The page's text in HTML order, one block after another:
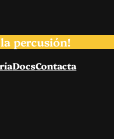
percusión!
DocsContacta